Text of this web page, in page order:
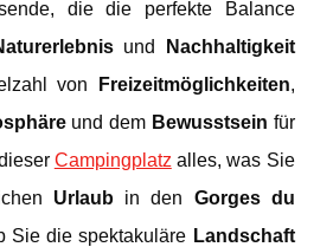
die die perfekte Balance
und
Nachhaltigkeit
von
Freizeitmöglichkeiten,
und dem Bewusstsein für
Campingplatz alles, was Sie
Urlaub in den Gorges du
Sie die spektakuläre Landschaft